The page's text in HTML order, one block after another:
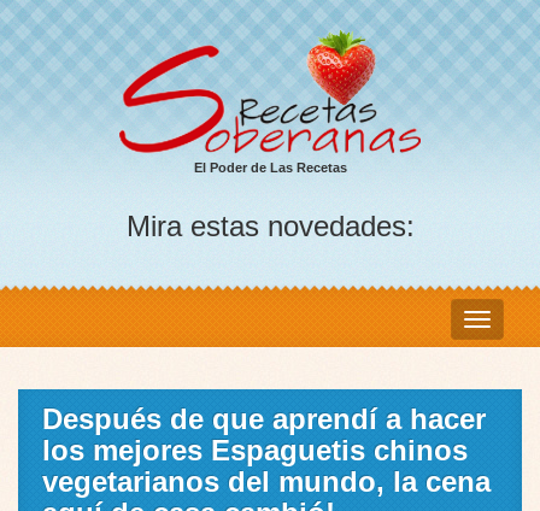
El Poder de Las Recetas
Mira estas novedades:
Después de que aprendí a hacer
los mejores Espaguetis chinos
vegetarianos del mundo, la cena